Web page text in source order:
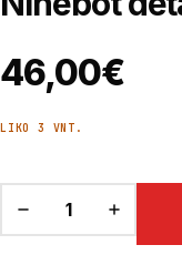
46,00€
LIKO 3 VNT.